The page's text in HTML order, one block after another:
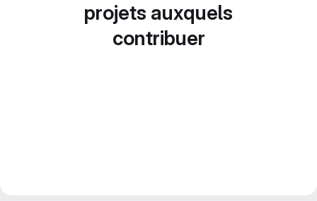
projets auxquels
contribuer